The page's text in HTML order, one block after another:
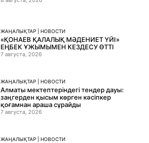
ЖАҢАЛЫҚТАР | НОВОСТИ
«ҚОНАЕВ ҚАЛАЛЫҚ МӘДЕНИЕТ ҮЙІ»
ЕҢБЕК ҰЖЫМЫМЕН КЕЗДЕСУ ӨТТІ
7 августа, 2026
ЖАҢАЛЫҚТАР | НОВОСТИ
Алматы мектептеріндегі тендер дауы:
заңгерден қысым көрген кәсіпкер
қоғамнан араша сұрайды
7 августа, 2026
ЖАҢАЛЫҚТАР | НОВОСТИ